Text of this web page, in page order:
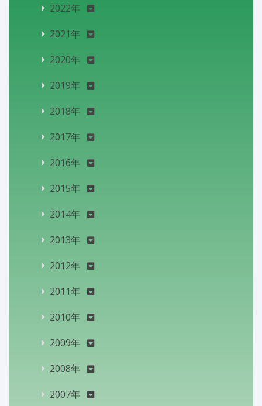
2022年
2021年
2020年
2019年
2018年
2017年
2016年
2015年
2014年
2013年
2012年
2011年
2010年
2009年
2008年
2007年